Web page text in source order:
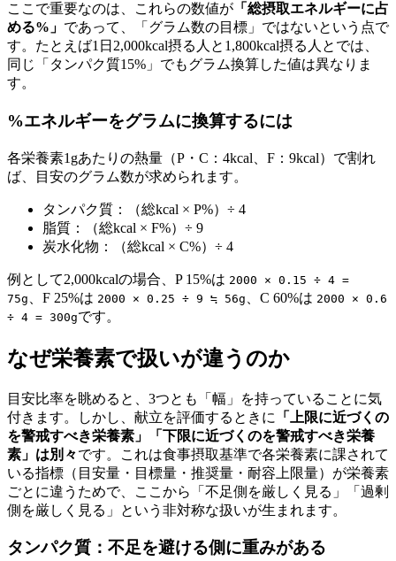
ここで重要なのは、これらの数値が 「総摂取エネルギーに占
める%」 であって、「グラム数の目標」ではないという点で
す。たとえば1日2,000kcal摂る人と1,800kcal摂る人とでは、
同じ「タンパク質15%」でもグラム換算した値は異なりま
す。
%エネルギーをグラムに換算するには
各栄養素1gあたりの熱量（P・C：4kcal、F：9kcal）で割れ
ば、目安のグラム数が求められます。
タンパク質：（総kcal × P%）÷ 4
脂質：（総kcal × F%）÷ 9
炭水化物：（総kcal × C%）÷ 4
例として2,000kcalの場合、P 15%は 2000 × 0.15 ÷ 4 =
75g
、F 25%は 2000 × 0.25 ÷ 9 ≒ 56g 、C 60%は 2000 × 0.6
÷ 4 = 300gです。
なぜ栄養素で扱いが違うのか
目安比率を眺めると、3つとも「幅」を持っていることに気
付きます。しかし、献立を評価するときに
「上限に近づくの
を警戒すべき栄養素」「下限に近づくのを警戒すべき栄養
素」は別々です。これは食事摂取基準で各栄養素に課されて
いる指標（目安量・目標量・推奨量・耐容上限量）が栄養素
ごとに違うためで、ここから「不足側を厳しく見る」「過剰
側を厳しく見る」という非対称な扱いが生まれます。
タンパク質：不足を避ける側に重みがある